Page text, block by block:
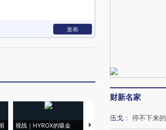
发布
视线｜HYROX的吸金
马航飞行员跨国走私7万
财新名家
伍戈 ： 停不下来